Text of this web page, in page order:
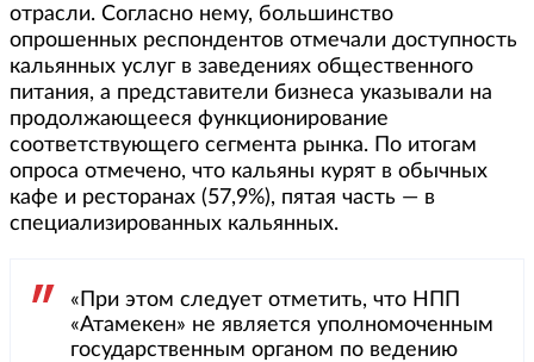
отрасли. Согласно нему, большинство
опрошенных респондентов отмечали доступность
кальянных услуг в заведениях общественного
питания, а представители бизнеса указывали на
продолжающееся функционирование
соответствующего сегмента рынка. По итогам
опроса отмечено, что кальяны курят в обычных
кафе и ресторанах (57,9%), пятая часть — в
специализированных кальянных.
«При этом следует отметить, что НПП
«Атамекен» не является уполномоченным
государственным органом по ведению